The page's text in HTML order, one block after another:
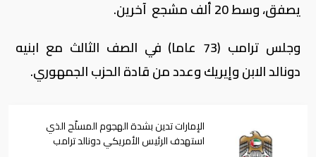
يصفق، وسط 20 ألف مشجع آخرين.
وجلس ترامب (73 عاما) في الصف الثالث مع ابنيه
دونالد الابن وإيريك وعدد من قادة الحزب الجمهوري.
الإمارات تدين بشدة الهجوم المسلّح الذي
استهدف الرئيس الأمريكي دونالد ترامب